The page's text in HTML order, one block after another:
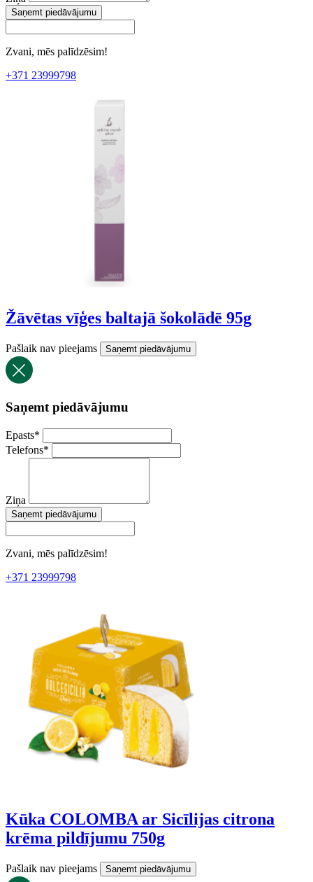
Saņemt piedāvājumu
Zvani, mēs palīdzēsim!
+371 23999798
Žāvētas vīģes baltajā šokolādē 95g
Pašlaik nav pieejams Saņemt piedāvājumu
Saņemt piedāvājumu
Epasts*
Telefons*
Ziņa
Saņemt piedāvājumu
Zvani, mēs palīdzēsim!
+371 23999798
Kūka COLOMBA ar Sicīlijas citrona
krēma pildījumu 750g
Pašlaik nav pieejams Saņemt piedāvājumu